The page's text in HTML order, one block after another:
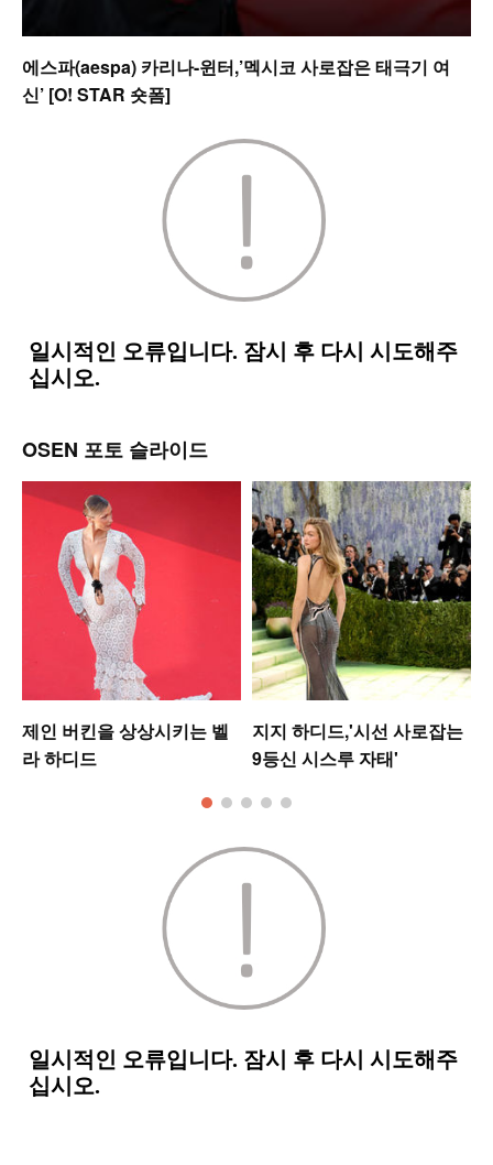
에스파(aespa) 카리나-윈터,’멕시코 사로잡은 태극기 여
신’ [O! STAR 숏폼]
OSEN 포토 슬라이드
제인 버킨을 상상시키는 벨
라 하디드
지지 하디드,'시선 사로잡는
9등신 시스루 자태'